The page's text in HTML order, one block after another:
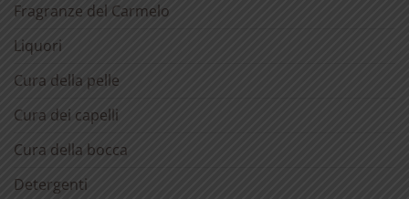
Fragranze del Carmelo
Liquori
Cura della pelle
Cura dei capelli
Cura della bocca
Detergenti